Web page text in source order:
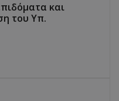
και
του Υπ.